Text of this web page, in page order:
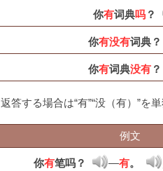
你有词典吗 ？
你有没有词典？
你有词典没有？
返答する場合は“有”“没（有）”を
例文
你有笔吗？ ―有。